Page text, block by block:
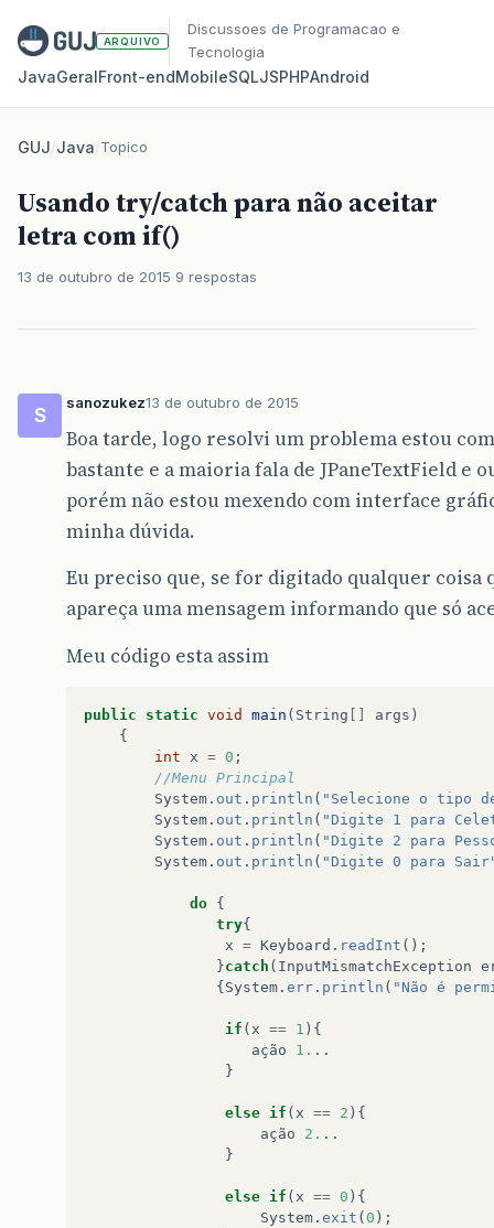
ARQUIVO
Discussoes de Programacao e
Tecnologia
JavaGeralFront‑endMobileSQLJSPHPAndroid
GUJ/Java/Topico
Usando try/catch para não aceitar
letra com if()
13 de outubro de 2015 9 respostas
S
sanozukez13 de outubro de 2015
Boa tarde, logo resolvi um problema estou
bastante e a maioria fala de JPaneTextField e
porém não estou mexendo com interface
minha dúvida.
Eu preciso que, se for digitado qualquer coisa
apareça uma mensagem informando que só
Meu código esta assim
public static void main ( String args )
{
int x = 0 ;
//Menu Principal
System . out . println ( "Selecione o tipo
System . out . println ( "Digite 1 para
System . out . println ( "Digite 2 para
System . out . println ( "Digite 0 para
do {
try{
x = Keyboard . readInt ();
}catch ( InputMismatchException
{ System . err . println ( "Não é
if ( x == 1 ){
ação
1. ..
}
else if ( x == 2 ){
ação
2. ..
}
else if ( x == 0 ){
System . exit ( 0 );